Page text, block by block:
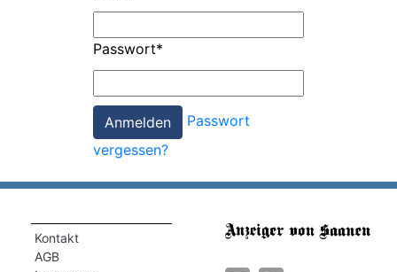
Passwort*
Passwort
vergessen?
Kontakt
AGB